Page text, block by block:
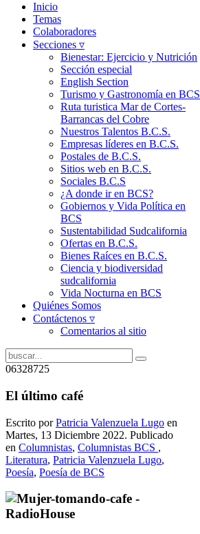
Inicio
Temas
Colaboradores
Secciones ▿
Bienestar: Ejercicio y Nutrición
Sección especial
English Section
Turismo y Gastronomía en BCS
Ruta turistica Mar de Cortes-
Barrancas del Cobre
Nuestros Talentos B.C.S.
Empresas líderes en B.C.S.
Postales de B.C.S.
Sitios web en B.C.S.
Sociales B.C.S
¿A donde ir en BCS?
Gobiernos y Vida Política en
BCS
Sustentabilidad Sudcalifornia
Ofertas en B.C.S.
Bienes Raíces en B.C.S.
Ciencia y biodiversidad
sudcalifornia
Vida Nocturna en BCS
Quiénes Somos
Contáctenos ▿
Comentarios al sitio
06328725
El último café
Escrito porPatricia Valenzuela Lugo en
Martes, 13 Diciembre 2022. Publicado
en Columnistas, Columnistas BCS ,
Literatura, Patricia Valenzuela Lugo,
Poesía, Poesía de BCS